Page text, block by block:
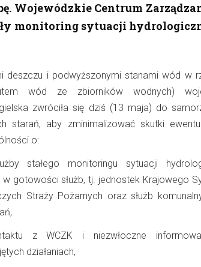
Wojewódzkie Centrum
monitoring sytuacji
deszczu i podwyższonymi stanami wód w
wód ze zbiorników wodnych)
zwróciła się dziś (13 maja) do
starań, aby zminimalizować skutki
o:
stałego monitoringu sytuacji
gotowości służb, tj. jednostek Krajowego
Straży Pożarnych oraz służb
z WCZK i niezwłoczne
działaniach,